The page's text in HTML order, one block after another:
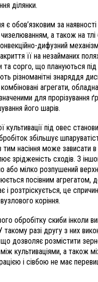
ділянки.
є обов’язковим за наявності
а також на тлі
дифузний
її на незайманих
та сорго, що плануються
різноманітні знаряддя
агрегати,
для прорізування
його шарів.
культивації під овес
збільшує
тим насіння може зависати в
зрідженість сходів. З
або мілко розпушений
посівним агрегатом,
і розтріскується, це
коріння.
обробітку скиби інколи
такому разі другу з них
дозволяє розмістити
між культиваціями, а також
і сівбою не має